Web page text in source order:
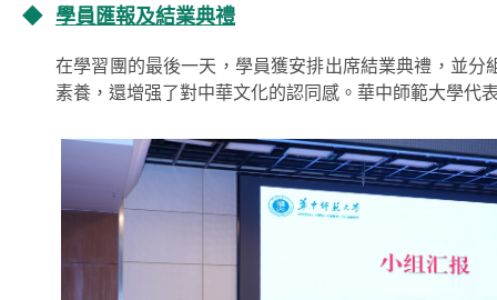
◆ 學員匯報及結業典禮
在學習團的最後一天，學員獲安排出席結業典禮，並
素養，還增强了對中華文化的認同感。華中師範大學代